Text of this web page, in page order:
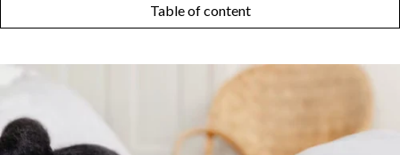
Table of content